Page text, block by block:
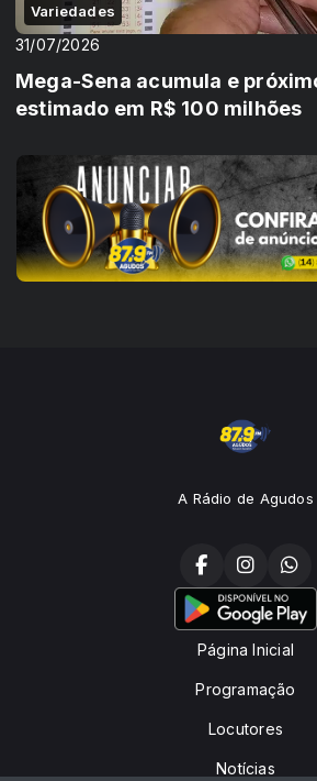
Variedades
31/07/2026
Mega-Sena acumula e
estimado em R$ 100 milhões
A Rádio de Agudos
Página Inicial
Programação
Locutores
Notícias